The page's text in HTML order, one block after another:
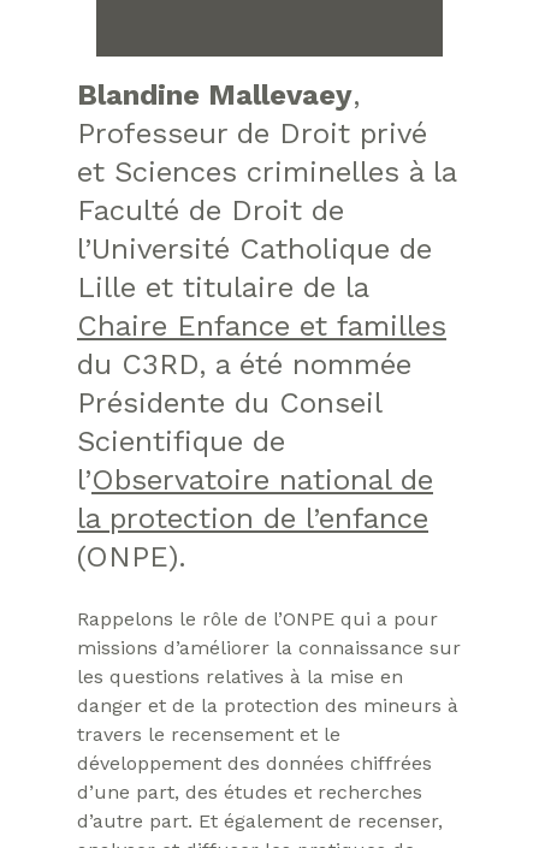
Blandine Mallevaey,
Professeur de Droit privé
et Sciences criminelles à la
Faculté de Droit de
l’Université Catholique de
Lille et titulaire de la
Chaire Enfance et familles
du C3RD, a été nommée
Présidente du Conseil
Scientifique de
l’Observatoire national de
la protection de l’enfance
(ONPE).
Rappelons le rôle de l’ONPE qui a pour
missions d’améliorer la connaissance sur
les questions relatives à la mise en
danger et de la protection des mineurs à
travers le recensement et le
développement des données chiffrées
d’une part, des études et recherches
d’autre part. Et également de recenser,